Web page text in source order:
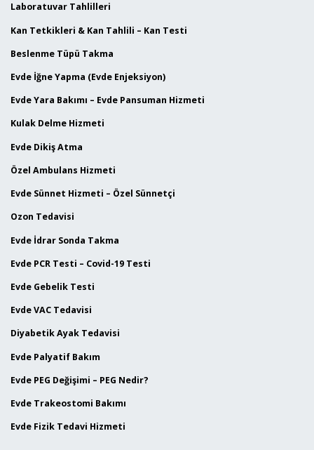
Laboratuvar Tahlilleri
Kan Tetkikleri & Kan Tahlili – Kan Testi
Beslenme Tüpü Takma
Evde İğne Yapma (Evde Enjeksiyon)
Evde Yara Bakımı – Evde Pansuman Hizmeti
Kulak Delme Hizmeti
Evde Dikiş Atma
Özel Ambulans Hizmeti
Evde Sünnet Hizmeti – Özel Sünnetçi
Ozon Tedavisi
Evde İdrar Sonda Takma
Evde PCR Testi – Covid-19 Testi
Evde Gebelik Testi
Evde VAC Tedavisi
Diyabetik Ayak Tedavisi
Evde Palyatif Bakım
Evde PEG Değişimi – PEG Nedir?
Evde Trakeostomi Bakımı
Evde Fizik Tedavi Hizmeti